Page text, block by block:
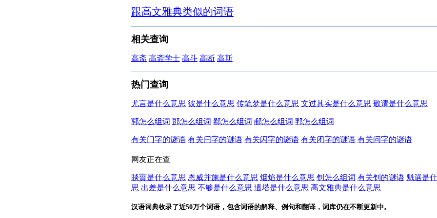
跟高文雅典类似的词语
相关查询
高斋 高斋学士 高斗 高断 高斯
热门查询
尤言是什么意思 彼是什么意思 传笔梦是什么意思 文过其实是什么意思 敬请是什么意思
郓怎么组词 郖怎么组词 郗怎么组词 郙怎么组词 郛怎么组词
有关门字的谜语 有关闩字的谜语 有关闪字的谜语 有关闭字的谜语 有关问字的谜语
网友正在查
賧賨是什么意思 恩威并施是什么意思 烟焰是什么意思 钊怎么组词 有关钊的谜语 魁選是
思 出差是什么意思 不够是什么意思 遺塔是什么意思 高文雅典是什么意思
汉语词典收录了近50万个词语，包含词语的解释、例句和翻译，词库仍在不断更新中。